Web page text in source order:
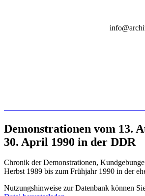
Demonstrationen vom 13.
30. April 1990 in der DDR
Chronik der Demonstrationen,
Herbst 1989 bis zum Frühjahr 1990 in der
Nutzungshinweise zur Datenbank können